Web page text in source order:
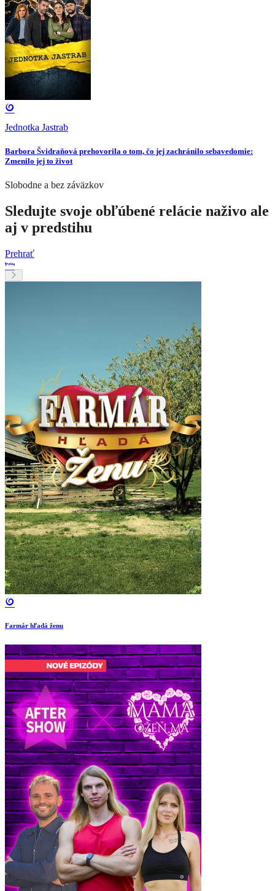
Jednotka Jastrab
Barbora Švidraňová prehovorila o tom, čo jej zachránilo sebavedomie:
Zmenilo jej to život
Slobodne a bez záväzkov
Sledujte svoje obľúbené relácie naživo ale
aj v predstihu
Prehrať
Farmár hľadá ženu